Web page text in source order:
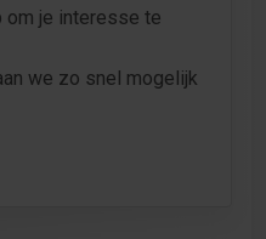
om je interesse te
we zo snel mogelijk